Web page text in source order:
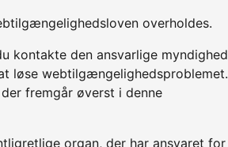
overholdes.
kontakte den ansvarlige myndighed
løse webtilgængelighedsproblemet.
fremgår øverst i denne
organ, der har ansvaret for